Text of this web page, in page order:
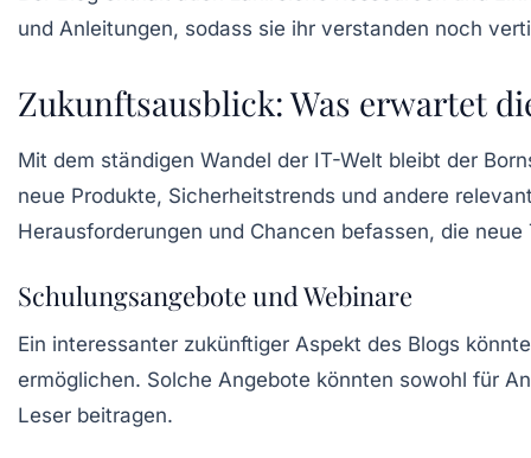
und Anleitungen, sodass sie ihr verstanden noch
Zukunftsausblick: Was erwartet
Mit dem ständigen Wandel der IT-Welt bleibt der
neue Produkte, Sicherheitstrends und andere
Herausforderungen und Chancen befassen, die
Schulungsangebote und Webinare
Ein interessanter zukünftiger Aspekt des Blogs
ermöglichen. Solche Angebote könnten sowohl für
Leser beitragen.